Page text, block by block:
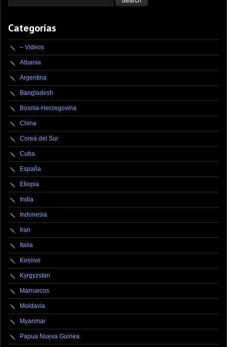
Categorías
– Videos
Albania
Argentina
Bangladesh
Bosnia-Herzegovina
China
Corea del Sur
Cuba
España
Etiopia
India
Indonesia
Iran
Italia
Kosovo
Kyrgyzstan
Marruecos
Moldavia
Myanmar
Papua Nueva Guinea